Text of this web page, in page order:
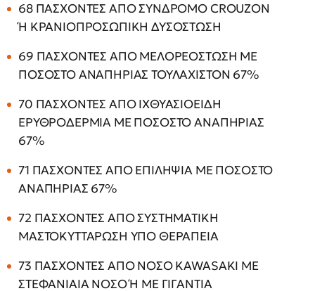
68 ΠΑΣΧΟΝΤΕΣ ΑΠΟ ΣΥΝΔΡΟΜΟ CROUZON
Ή ΚΡΑΝΙΟΠΡΟΣΩΠΙΚΗ ΔΥΣΟΣΤΩΣΗ
69 ΠΑΣΧΟΝΤΕΣ ΑΠΟ ΜΕΛΟΡΕΟΣΤΩΣΗ ΜΕ
ΠΟΣΟΣΤΟ ΑΝΑΠΗΡΙΑΣ ΤΟΥΛΑΧΙΣΤΟΝ 67%
70 ΠΑΣΧΟΝΤΕΣ ΑΠΟ ΙΧΘΥΑΣΙΟΕΙΔΗ
ΕΡΥΘΡΟΔΕΡΜΙΑ ΜΕ ΠΟΣΟΣΤΟ ΑΝΑΠΗΡΙΑΣ
67%
71 ΠΑΣΧΟΝΤΕΣ ΑΠΟ ΕΠΙΛΗΨΙΑ ΜΕ ΠΟΣΟΣΤΟ
ΑΝΑΠΗΡΙΑΣ 67%
72 ΠΑΣΧΟΝΤΕΣ ΑΠΟ ΣΥΣΤΗΜΑΤΙΚΗ
ΜΑΣΤΟΚΥΤΤΑΡΩΣΗ ΥΠΟ ΘΕΡΑΠΕΙΑ
73 ΠΑΣΧΟΝΤΕΣ ΑΠΟ ΝΟΣΟ KAWASAKI ΜΕ
ΣΤΕΦΑΝΙΑΙΑ ΝΟΣΟ Ή ΜΕ ΓΙΓΑΝΤΙΑ